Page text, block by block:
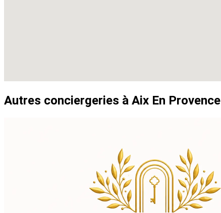
Autres conciergeries à Aix En Provence